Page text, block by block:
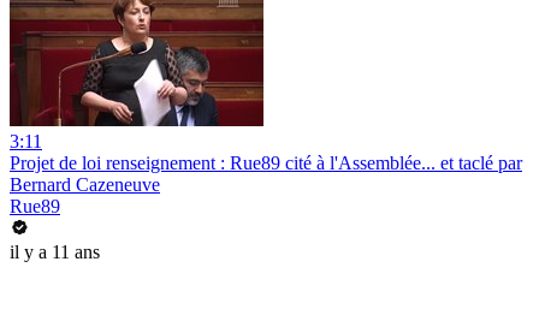
3:11
Projet de loi renseignement : Rue89 cité à l'Assemblée... et taclé par
Bernard Cazeneuve
Rue89
il y a 11 ans